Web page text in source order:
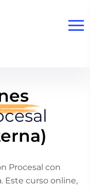
Procesal con
Este curso online,